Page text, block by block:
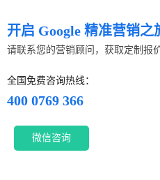
开启 Google 精准营销之
请联系您的营销顾问，获取定制报
全国免费咨询热线：
400 0769 366
微信咨询